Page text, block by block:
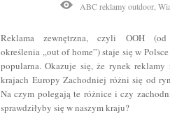
ABC reklamy outdoor
Reklama zewnętrzna, czyli OOH (od
określenia „out of home”) staje się w
popularna. Okazuje się, że rynek reklamy
krajach Europy Zachodniej różni się od
Na czym polegają te różnice i czy
sprawdziłyby się w naszym kraju?